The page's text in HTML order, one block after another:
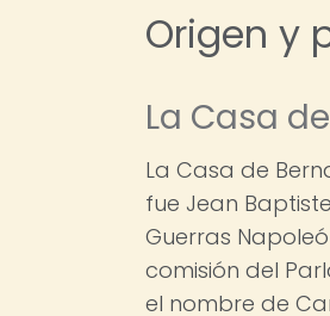
Origen y
La Casa
La Casa de
fue Jean
Guerras
comisión del
el nombre de